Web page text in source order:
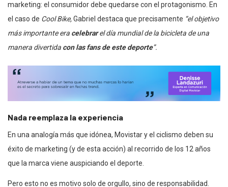
marketing: el consumidor debe quedarse con el protagonismo. En
el caso de Cool Bike,Gabriel destaca que precisamente “el objetivo
más importante era celebrarel día mundial de la bicicleta de una
manera divertida con las fans de este deporte”.
Nada reemplaza la experiencia
En una analogía más que idónea, Movistar y el ciclismo deben su
éxito de marketing (y de esta acción) al recorrido de los 12 años
que la marca viene auspiciando el deporte.
Pero esto no es motivo solo de orgullo, sino de responsabilidad.